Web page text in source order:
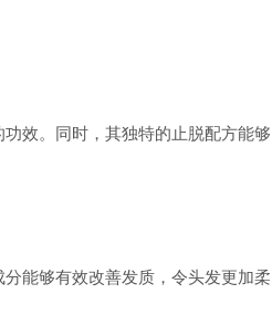
效。同时，其独特的止脱配方能够
能够有效改善发质，令头发更加柔